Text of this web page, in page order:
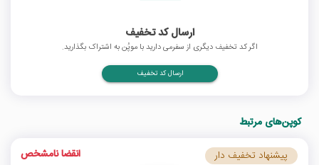
ارسال کد تخفیف
اگر کد تخفیف دیگری از سفرمی دارید با موپُن به اشتراک بگذارید.
ارسال کد تخفیف
کوپن‌های مرتبط
پیشنهاد تخفیف دار انقضا نامشخص